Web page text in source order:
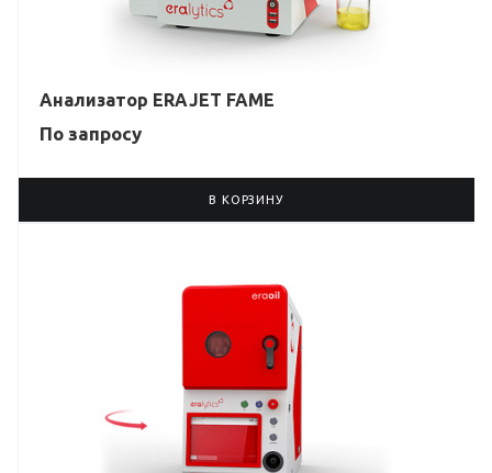
Анализатор ERAJET FAME
По запросу
В КОРЗИНУ